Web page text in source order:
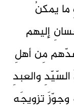
يمكنُ
إليهم
مِن أهلِ
والعبدِ
وجوّزَ تزويجَه